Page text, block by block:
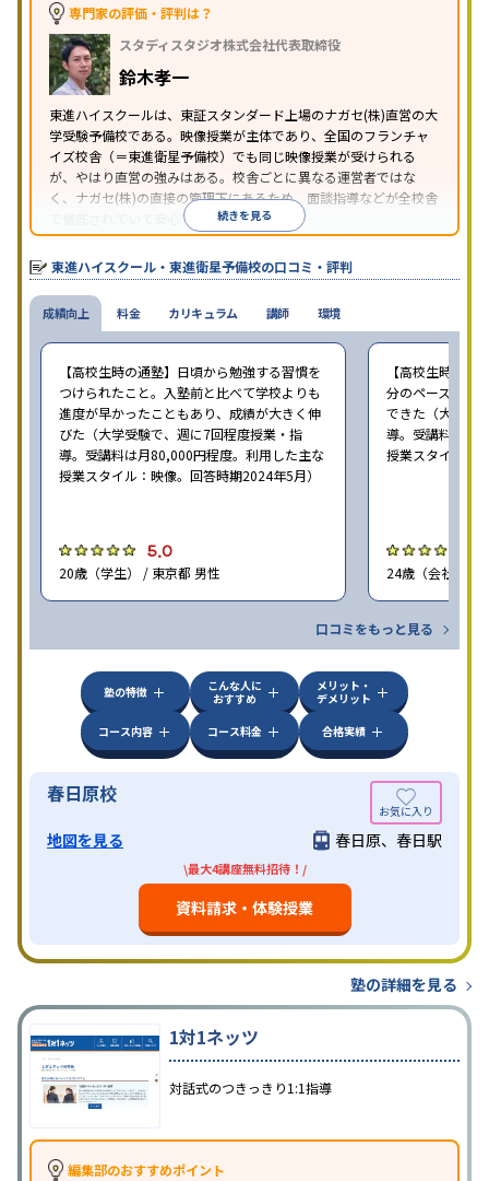
専門家の評価・評判は？
スタディスタジオ株式会社代表取締役
鈴木孝一
東進ハイスクールは、東証スタンダード上場のナガセ(株)直営の大
学受験予備校である。映像授業が主体であり、全国のフランチャ
イズ校舎（＝東進衛星予備校）でも同じ映像授業が受けられる
が、やはり直営の強みはある。校舎ごとに異なる運営者ではな
く、ナガセ(株)の直接の管理下にあるため、面談指導などが全校舎
で徹底されていて安心できる。
東進衛星予備校は、運営会社により指導方針や校舎のルールが異
なる。体験授業では、授業のみで判断するのではなく、担当者や
校舎雰囲気、校舎での合格実績などを確認すると良いだろう。
続きを見る
東進ハイスクール・東進衛星予備校の口コミ・評判
成績向上
【高校生時の通塾】日頃から勉強する習慣を
つけられたこと。入塾前と比べて学校よりも
進度が早かったこともあり、成績が大きく伸
びた（大学受験で、週に7回程度授業・指
導。受講料は月80,000円程度。利用した主な
授業スタイル：映像。回答時期2024年5月）
5.0
20歳（学生） / 東京都 男性
【高校生時の通
分のペースで進
できた（大学受
導。受講料は月
授業スタイル：
24歳（会社員<
口コミをもっと見る
料金 カリキュラム 講師 環境
塾の特徴
こんな人に
おすすめ
メリット・
デメリット
コース内容
コース料金 合格実績
春日原校
地図を見る 春日原、春日駅
\最大4講座無料招待！/
資料請求・体験授業
塾の詳細を見る
1対1ネッツ
対話式のつきっきり1:1指導
編集部のおすすめポイント